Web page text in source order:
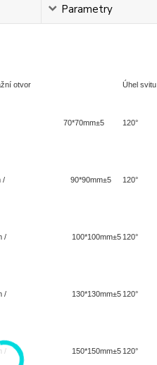
Parametry
otvor Úhel svitu
/ 70*70mm±5 120°
/ 90*90mm±5 120°
/ 100*100mm±5 120°
/ 130*130mm±5 120°
/ 150*150mm±5 120°